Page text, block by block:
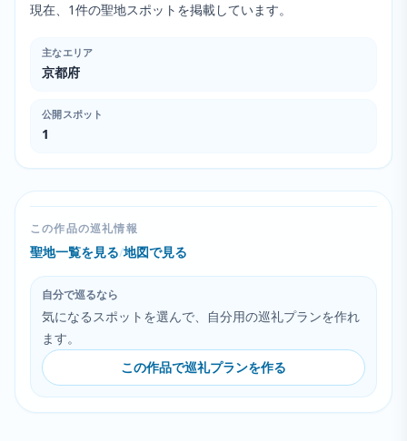
現在、1件の聖地スポットを掲載しています。
主なエリア
京都府
公開スポット
1
この作品の巡礼情報
聖地一覧を見る/地図で見る
自分で巡るなら
気になるスポットを選んで、自分用の巡礼プランを作れ
ます。
この作品で巡礼プランを作る